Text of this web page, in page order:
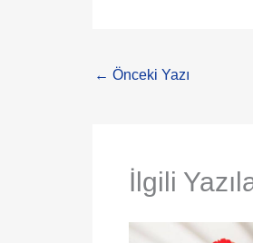
← Önceki Yazı
İlgili